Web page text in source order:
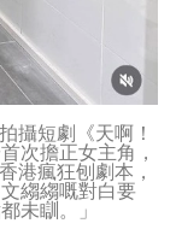
攝短劇《天啊！
次擔正女主角，
港瘋狂刨劇本，
縐縐嘅對白要
未瞓。」